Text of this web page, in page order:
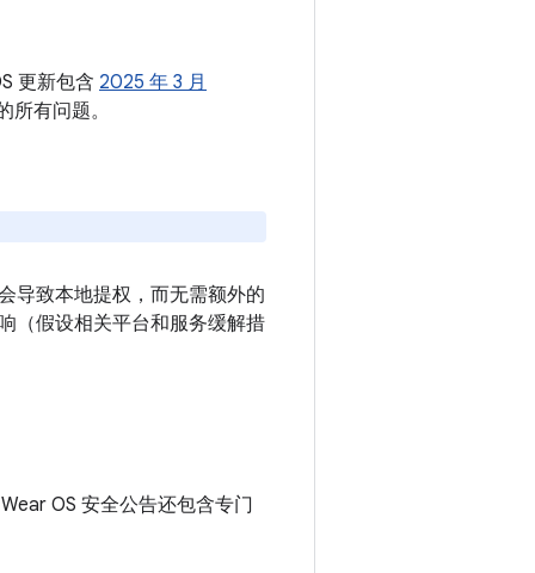
更新包含 2025 年 3 月
有问题。
导致本地提权，而无需额外的
（假设相关平台和服务缓解措
OS 安全公告还包含专门